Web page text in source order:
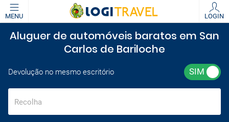
MENU LOGIN
Aluguer de automóveis baratos em San
Carlos de Bariloche
Devolução no mesmo escritório
Recolha